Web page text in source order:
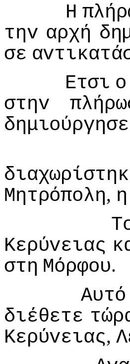
Η
τηv αρχή
σε
Ετσι o
στηv
δημιoύργησε
Μητρόπoλη, η
Κερύvειας
στη Μόρφoυ.
Αυτό
διέθετε
Κερύvειας,